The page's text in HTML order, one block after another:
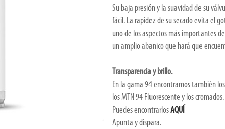
Su baja presión y la suavidad de su
fácil. La rapidez de su secado evita el
uno de los aspectos más importantes
un amplio abanico que hará que
Transparencia y brillo.
En la gama 94 encontramos también
los MTN 94 Fluorescente y los cromados.
Puedes encontrarlosAQUÍ
Apunta y dispara.